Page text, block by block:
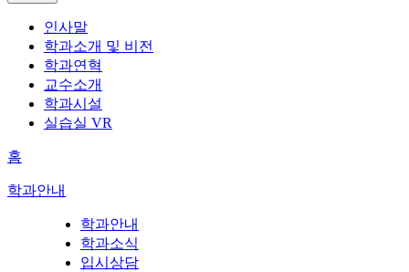
인사말
학과소개 및 비전
학과연혁
교수소개
학과시설
실습실 VR
홈
학과안내
학과안내
학과소식
입시상담